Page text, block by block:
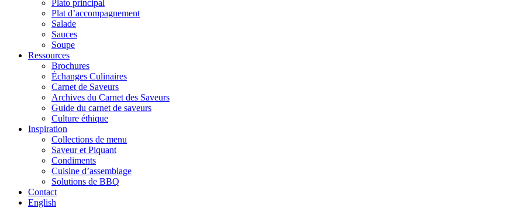
Plato principal
Plat d’accompagnement
Salade
Sauces
Soupe
Ressources
Brochures
Échanges Culinaires
Carnet de Saveurs
Archives du Carnet des Saveurs
Guide du carnet de saveurs
Culture éthique
Inspiration
Collections de menu
Saveur et Piquant
Condiments
Cuisine d’assemblage
Solutions de BBQ
Contact
English